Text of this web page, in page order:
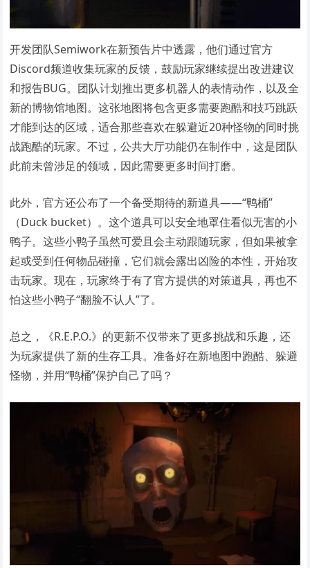
开发团队Semiwork在新预告片中透露，他们通过官方
Discord频道收集玩家的反馈，鼓励玩家继续提出改进建议
和报告BUG。团队计划推出更多机器人的表情动作，以及全
新的博物馆地图。这张地图将包含更多需要跑酷和技巧跳跃
才能到达的区域，适合那些喜欢在躲避近20种怪物的同时挑
战跑酷的玩家。不过，公共大厅功能仍在制作中，这是团队
此前未曾涉足的领域，因此需要更多时间打磨。
此外，官方还公布了一个备受期待的新道具——“鸭桶”
（Duck bucket）。这个道具可以安全地罩住看似无害的小
鸭子。这些小鸭子虽然可爱且会主动跟随玩家，但如果被拿
起或受到任何物品碰撞，它们就会露出凶险的本性，开始攻
击玩家。现在，玩家终于有了官方提供的对策道具，再也不
怕这些小鸭子“翻脸不认人”了。
总之，《R.E.P.O.》的更新不仅带来了更多挑战和乐趣，还
为玩家提供了新的生存工具。准备好在新地图中跑酷、躲避
怪物，并用“鸭桶”保护自己了吗？